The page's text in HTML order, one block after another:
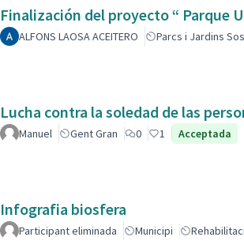
Finalización del proyecto “ Parque
ALFONS LAOSA ACEITERO Parcs i Jardins
Lucha contra la soledad de las
Manuel Gent Gran 0 1 Acceptada
Infografia biosfera
Participant eliminada Municipi